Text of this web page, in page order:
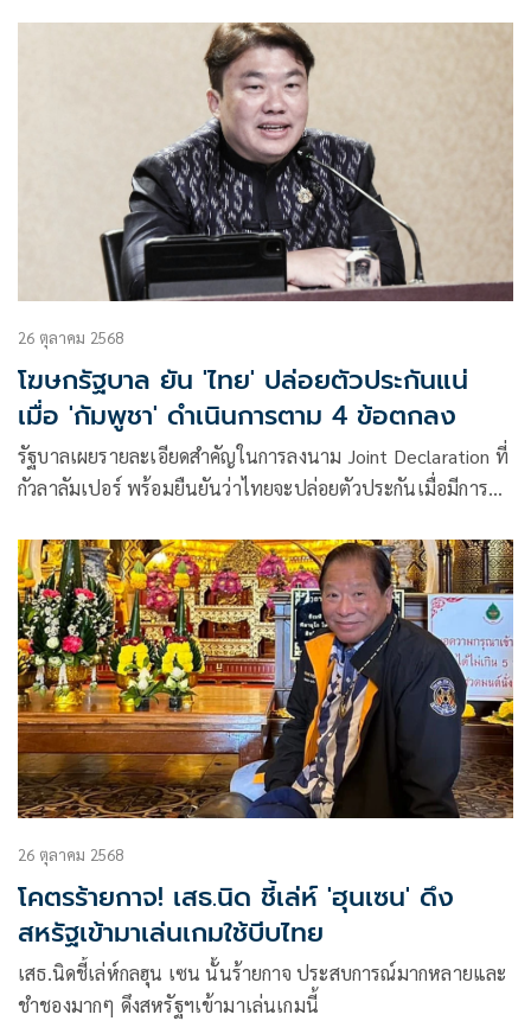
ไทย-กัมพูชา แต่ตอนนี้ไม่ได้ดีต่อกันแล้ว ถือว่าต้องตกไป
26 ตุลาคม 2568
โฆษกรัฐบาล ยัน 'ไทย' ปล่อยตัวประกันแน่
เมื่อ 'กัมพูชา' ดำเนินการตาม 4 ข้อตกลง
รัฐบาลเผยรายละเอียดสำคัญในการลงนาม Joint Declaration ที่
กัวลาลัมเปอร์ พร้อมยืนยันว่าไทยจะปล่อยตัวประกันเมื่อมีการ
26 ตุลาคม 2568
โคตรร้ายกาจ! เสธ.นิด ชี้เล่ห์ 'ฮุนเซน' ดึง
สหรัฐเข้ามาเล่นเกมใช้บีบไทย
เสธ.นิดชี้เล่ห์กลฮุน เซน นั้นร้ายกาจ ประสบการณ์มากหลายและ
ชำชองมากๆ ดึงสหรัฐฯเข้ามาเล่นเกมนี้